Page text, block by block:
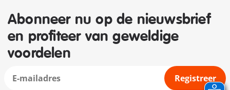
Abonneer nu op de nieuwsbrief
en profiteer van geweldige
voordelen
Registreer